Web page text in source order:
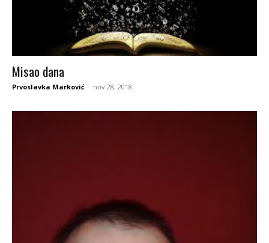
Misao dana
Prvoslavka Marković - nov 28, 2018